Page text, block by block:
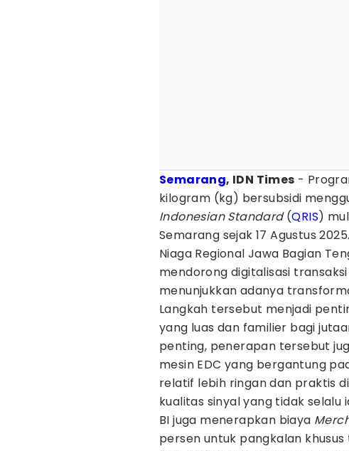
Semarang, IDN Times -
kilogram (kg) bersubsidi
Indonesian Standard(QRIS)
Semarang sejak 17 Agustus
Niaga Regional Jawa Bagian
mendorong digitalisasi
menunjukkan adanya
Langkah tersebut menjadi
yang luas dan familier bagi
penting, penerapan tersebut
mesin EDC yang bergantung
relatif lebih ringan dan praktis
kualitas sinyal yang tidak selalu
BI juga menerapkan biaya
persen untuk pangkalan